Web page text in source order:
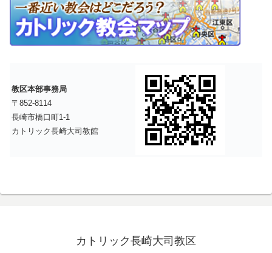
教区本部事務局
〒852-8114
長崎市橋口町1-1
カトリック長崎大司教館
カトリック長崎大司教区